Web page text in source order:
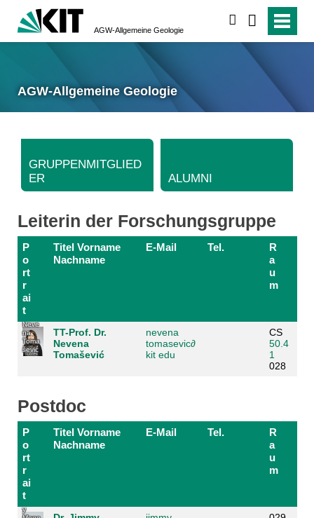
AGW-Allgemeine Geologie
AGW-Allgemeine Geologie
GRUPPENMITGLIED
ER
ALUMNI
Leiterin der Forschungsgruppe
P
o
rt
r
ai
t
Titel Vorname
Nachname
E-Mail Tel.
R
a
u
m
Neve
na
Toma
šević
TT-Prof. Dr.
Nevena
Tomašević
nevena
tomasevic∂
kit edu
CS
50.4
1
028
Postdoc
P
o
rt
r
ai
t
Titel Vorname
Nachname
E-Mail Tel.
R
a
u
m
Jimm
y